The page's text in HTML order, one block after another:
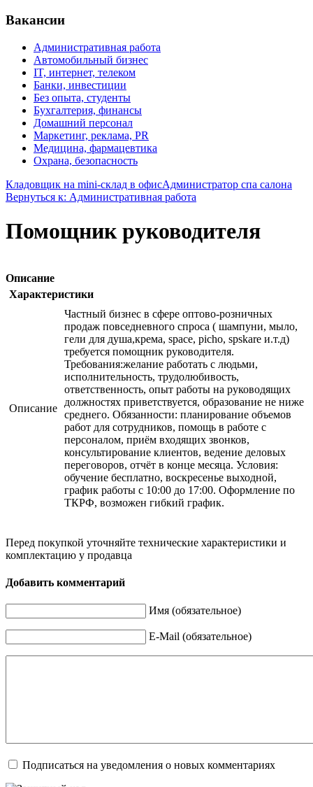
Вакансии
Административная работа
Автомобильный бизнес
IT, интернет, телеком
Банки, инвестиции
Без опыта, студенты
Бухгалтерия, финансы
Домашний персонал
Маркетинг, реклама, PR
Медицина, фармацевтика
Охрана, безопасность
Кладовщик на mini-склад в офисАдминистратор спа салона
Вернуться к: Административная работа
Помощник руководителя
Описание
Характеристики
Описание
Частный бизнес в сфере оптово-розничных
продаж повседневного спроса ( шампуни, мыло,
гели для душа,крема, space, picho, spskare и.т.д)
требуется помощник руководителя.
Требования:желание работать с людьми,
исполнительность, трудолюбивость,
ответственность, опыт работы на руководящих
должностях приветствуется, образование не ниже
среднего. Обязанности: планирование объемов
работ для сотрудников, помощь в работе с
персоналом, приём входящих звонков,
консультирование клиентов, ведение деловых
переговоров, отчёт в конце месяца. Условия:
обучение бесплатно, воскресенье выходной,
график работы с 10:00 до 17:00. Оформление по
ТКРФ, возможен гибкий график.
Перед покупкой уточняйте технические характеристики и
комплектацию у продавца
Добавить комментарий
Имя (обязательное)
E-Mail (обязательное)
Подписаться на уведомления о новых комментариях